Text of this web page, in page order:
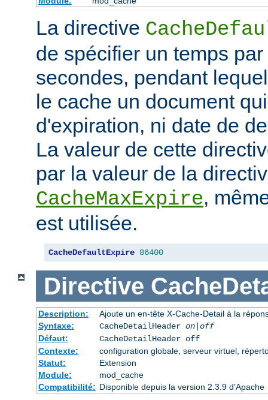
La directive
de spécifier un temps
secondes, pendant
le cache un document
d'expiration, ni date de
La valeur de cette
par la valeur de la
CacheMaxExpire,
est utilisée.
CacheDefaultExpire 86400
Directive
Description:
Ajoute un en-tête X-Cache-Detail à la
Syntaxe:
CacheDetailHeader on|off
Défaut:
CacheDetailHeader off
Contexte:
configuration globale, serveur virtuel,
Statut:
Extension
Module:
mod_cache
Compatibilité: Disponible depuis la version 2.3.9 d'Apache